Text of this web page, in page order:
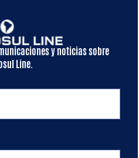
y noticias sobre
Line.